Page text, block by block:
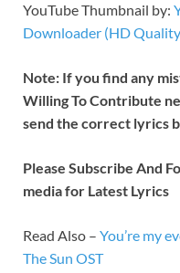
YouTube Thumbnail by:
Downloader (HD
Note: If you find any
Willing To Contribute
send the correct lyrics
Please Subscribe And
media for Latest Lyrics
Read Also – You’re my
The Sun OST